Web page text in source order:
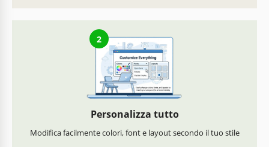
2
Personalizza tutto
Modifica facilmente colori, font e layout secondo il tuo stile